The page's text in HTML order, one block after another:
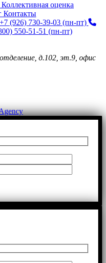
Коллективная оценка
Контакты
+7 (926) 730-39-03 (пн-пт)
550-51-51 (пн-пт)
д.102, эт.9, офис